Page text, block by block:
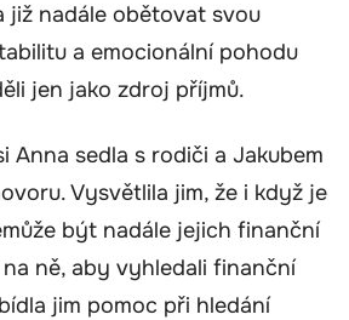
již nadále obětovat svou
a emocionální pohodu
jen jako zdroj příjmů.
Anna sedla s rodiči a Jakubem
Vysvětlila jim, že i když je
být nadále jejich finanční
ně, aby vyhledali finanční
jim pomoc při hledání